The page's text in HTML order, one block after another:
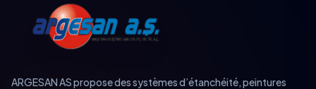
ARGESAN AS propose des systèmes d’étanchéité, peintures